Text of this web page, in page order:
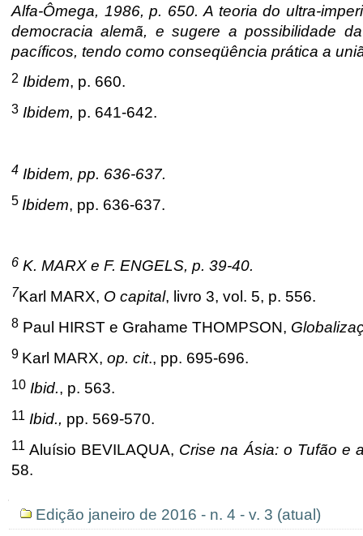
Alfa-Ômega, 1986, p. 650. A teoria do ultra-
democracia alemã, e sugere a possibilidade
pacíficos, tendo como conseqüência prática a
2 Ibidem, p. 660.
3 Ibidem, p. 641-642.
4 Ibidem, pp. 636-637.
5 Ibidem, pp. 636-637.
6 K. MARX e F. ENGELS, p. 39-40.
7Karl MARX, O capital, livro 3, vol. 5, p. 556.
8 Paul HIRST e Grahame THOMPSON,
9 Karl MARX, op. cit., pp. 695-696.
10 Ibid., p. 563.
11 Ibid., pp. 569-570.
11 Aluísio BEVILAQUA, Crise na Ásia: o Tufão e
58.
NavegaçãoEdição janeiro de 2016 - n. 4 - v. 3 (atual)